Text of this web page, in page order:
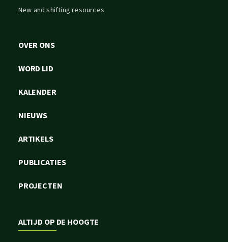
New and shifting resources
OVER ONS
WORD LID
KALENDER
NIEUWS
ARTIKELS
PUBLICATIES
PROJECTEN
ALTIJD OP DE HOOGTE